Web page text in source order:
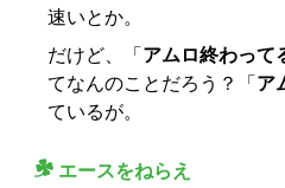
速いとか。
だけど、「 アムロ終わって
てなんのことだろう？「 ア
ているが。
エースをねらえ